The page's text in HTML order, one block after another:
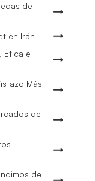
de
en Irán
Ética e
Más
de
de